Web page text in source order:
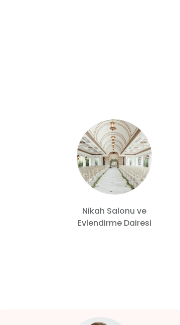
Nikah Salonu ve
Evlendirme Dairesi